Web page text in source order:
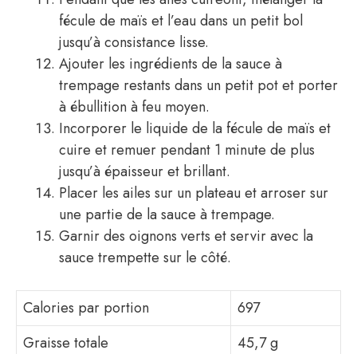
fécule de maïs et l’eau dans un petit bol
jusqu’à consistance lisse.
Ajouter les ingrédients de la sauce à
trempage restants dans un petit pot et porter
à ébullition à feu moyen.
Incorporer le liquide de la fécule de maïs et
cuire et remuer pendant 1 minute de plus
jusqu’à épaisseur et brillant.
Placer les ailes sur un plateau et arroser sur
une partie de la sauce à trempage.
Garnir des oignons verts et servir avec la
sauce trempette sur le côté.
Calories par portion
697
Graisse totale
45,7 g